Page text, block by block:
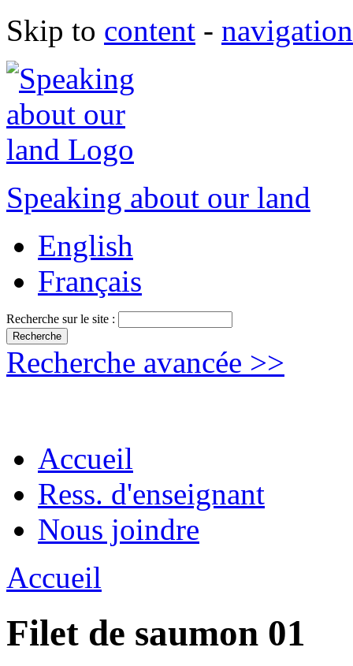
Skip to content - navigation
Speaking about our land
English
Français
Recherche sur le site :
Recherche avancée >>
Accueil
Ress. d'enseignant
Nous joindre
Accueil
Filet de saumon 01